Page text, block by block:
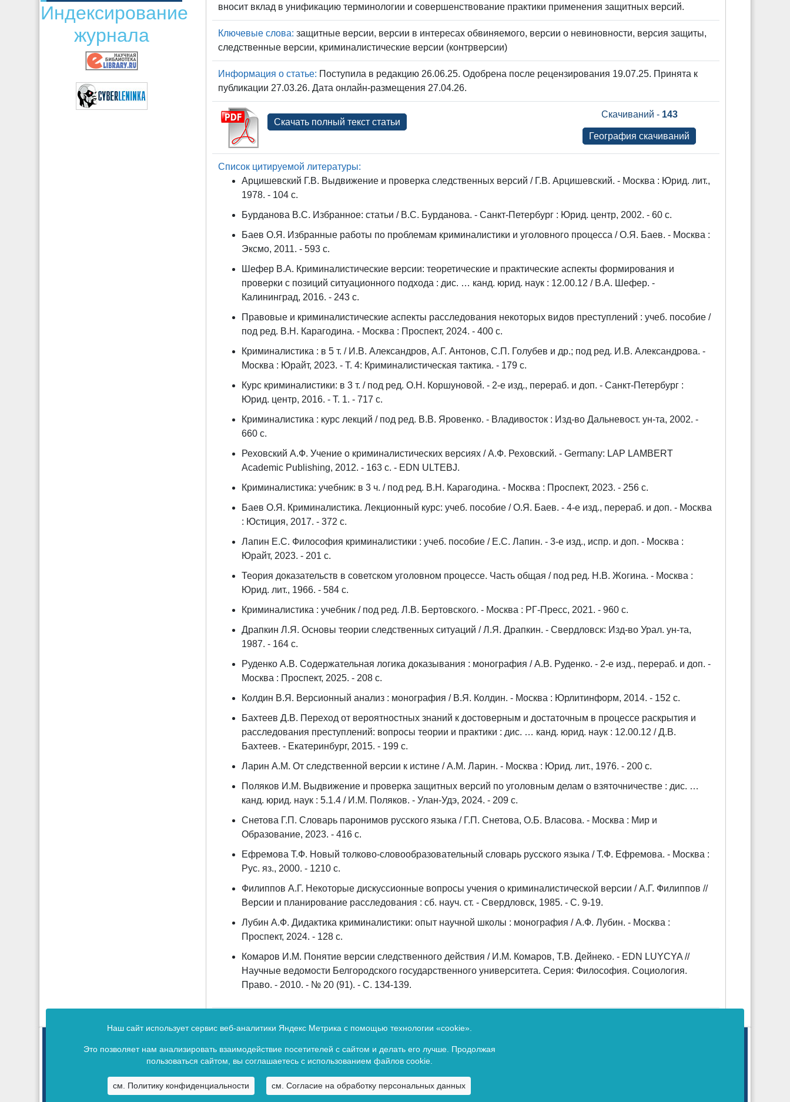
Индексирование
журнала
вносит вклад в унификацию терминологии и совершенствование практики применения защитных версий.
Ключевые слова: защитные версии, версии в интересах обвиняемого, версии о невиновности, версия защиты,
следственные версии, криминалистические версии (контрверсии)
Информация о статье: Поступила в редакцию 26.06.25. Одобрена после рецензирования 19.07.25. Принята к
публикации 27.03.26. Дата онлайн-размещения 27.04.26.
Скачиваний - 143
География скачиваний
Скачать полный текст статьи
Список цитируемой литературы:
Арцишевский Г.В. Выдвижение и проверка следственных версий / Г.В. Арцишевский. - Москва : Юрид. лит.,
1978. - 104 с.
Бурданова В.С. Избранное: статьи / В.С. Бурданова. - Санкт-Петербург : Юрид. центр, 2002. - 60 с.
Баев О.Я. Избранные работы по проблемам криминалистики и уголовного процесса / О.Я. Баев. - Москва :
Эксмо, 2011. - 593 с.
Шефер В.А. Криминалистические версии: теоретические и практические аспекты формирования и
проверки с позиций ситуационного подхода : дис. … канд. юрид. наук : 12.00.12 / В.А. Шефер. -
Калининград, 2016. - 243 с.
Правовые и криминалистические аспекты расследования некоторых видов преступлений : учеб. пособие /
под ред. В.Н. Карагодина. - Москва : Проспект, 2024. - 400 с.
Криминалистика : в 5 т. / И.В. Александров, А.Г. Антонов, С.П. Голубев и др.; под ред. И.В. Александрова. -
Москва : Юрайт, 2023. - Т. 4: Криминалистическая тактика. - 179 с.
Курс криминалистики: в 3 т. / под ред. О.Н. Коршуновой. - 2-е изд., перераб. и доп. - Санкт-Петербург :
Юрид. центр, 2016. - T. 1. - 717 с.
Криминалистика : курс лекций / под ред. В.В. Яровенко. - Владивосток : Изд-во Дальневост. ун-та, 2002. -
660 с.
Реховский А.Ф. Учение о криминалистических версиях / А.Ф. Реховский. - Germany: LAP LAMBERT
Academic Publishing, 2012. - 163 с. - EDN ULTEBJ.
Криминалистика: учебник: в 3 ч. / под ред. В.Н. Карагодина. - Москва : Проспект, 2023. - 256 с.
Баев О.Я. Криминалистика. Лекционный курс: учеб. пособие / О.Я. Баев. - 4-е изд., перераб. и доп. - Москва
: Юстиция, 2017. - 372 с.
Лапин Е.С. Философия криминалистики : учеб. пособие / Е.С. Лапин. - 3-е изд., испр. и доп. - Москва :
Юрайт, 2023. - 201 с.
Теория доказательств в советском уголовном процессе. Часть общая / под ред. Н.В. Жогина. - Москва :
Юрид. лит., 1966. - 584 с.
Криминалистика : учебник / под ред. Л.В. Бертовского. - Москва : РГ-Пресс, 2021. - 960 с.
Драпкин Л.Я. Основы теории следственных ситуаций / Л.Я. Драпкин. - Свердловск: Изд-во Урал. ун-та,
1987. - 164 с.
Руденко А.В. Содержательная логика доказывания : монография / А.В. Руденко. - 2-е изд., перераб. и доп. -
Москва : Проспект, 2025. - 208 с.
Колдин В.Я. Версионный анализ : монография / В.Я. Колдин. - Москва : Юрлитинформ, 2014. - 152 с.
Бахтеев Д.В. Переход от вероятностных знаний к достоверным и достаточным в процессе раскрытия и
расследования преступлений: вопросы теории и практики : дис. … канд. юрид. наук : 12.00.12 / Д.В.
Бахтеев. - Екатеринбург, 2015. - 199 с.
Ларин А.М. От следственной версии к истине / А.М. Ларин. - Москва : Юрид. лит., 1976. - 200 с.
Поляков И.М. Выдвижение и проверка защитных версий по уголовным делам о взяточничестве : дис. …
канд. юрид. наук : 5.1.4 / И.М. Поляков. - Улан-Удэ, 2024. - 209 с.
Снетова Г.П. Словарь паронимов русского языка / Г.П. Снетова, О.Б. Власова. - Москва : Мир и
Образование, 2023. - 416 с.
Ефремова Т.Ф. Новый толково-словообразовательный словарь русского языка / Т.Ф. Ефремова. - Москва :
Рус. яз., 2000. - 1210 с.
Филиппов А.Г. Некоторые дискуссионные вопросы учения о криминалистической версии / А.Г. Филиппов //
Версии и планирование расследования : сб. науч. ст. - Свердловск, 1985. - С. 9-19.
Лубин А.Ф. Дидактика криминалистики: опыт научной школы : монография / А.Ф. Лубин. - Москва :
Проспект, 2024. - 128 с.
Комаров И.М. Понятие версии следственного действия / И.М. Комаров, Т.В. Дейнеко. - EDN LUYCYA //
Научные ведомости Белгородского государственного университета. Серия: Философия. Социология.
Право. - 2010. - № 20 (91). - С. 134-139.
Наш сайт использует сервис веб-аналитики Яндекс Метрика с помощью технологии «cookie».
Это позволяет нам анализировать взаимодействие посетителей с сайтом и делать его лучше. Продолжая
пользоваться сайтом, вы соглашаетесь с использованием файлов cookie.
см. Политику конфиденциальности см. Согласие на обработку персональных данных
Свидетельство о регистрации ПИ № ФС 77-67625 от 10 ноября 2016 г.
Copyright © 2009 -2026. Все права зарезервированы.